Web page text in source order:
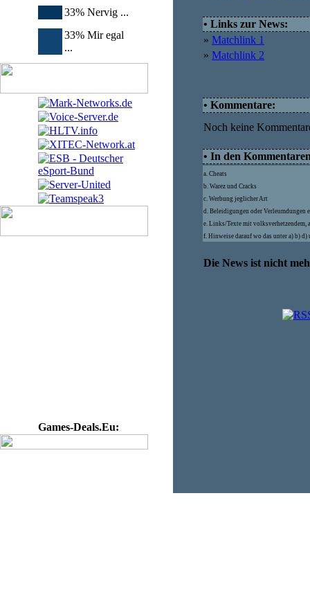
33% Nervig ...
33% Mir egal
...
Games-Deals.Eu:
• Links zur News:
» Matchlink 1
» Matchlink 2
• Kommentare:
Noch keine
• In den
a. Cheats
b. Warez und Cracks
c. Werbung jeglicher Art
d. Beleidigungen oder Verleumdungen
e. Links/Texte mit volksverhetzendem,
f. Hinweise darauf wo das unter a) b)
Die News ist nicht